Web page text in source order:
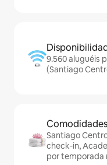
9.560 aluguéis
(Santiago
Santiago
check-in,
por temporada